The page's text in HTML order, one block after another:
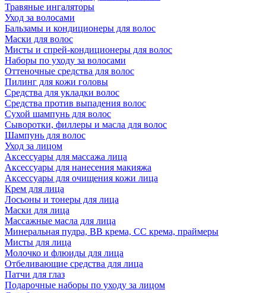
Травяные ингаляторы
Уход за волосами
Бальзамы и кондиционеры для волос
Маски для волос
Мисты и спрей-кондиционеры для волос
Наборы по уходу за волосами
Оттеночные средства для волос
Пилинг для кожи головы
Средства для укладки волос
Средства против выпадения волос
Сухой шампунь для волос
Сыворотки, филлеры и масла для волос
Шампунь для волос
Уход за лицом
Аксессуары для массажа лица
Аксессуары для нанесения макияжа
Аксессуары для очищения кожи лица
Крем для лица
Лосьоны и тонеры для лица
Маски для лица
Массажные масла для лица
Минеральная пудра, BB крема, СС крема, праймеры
Мисты для лица
Молочко и флюиды для лица
Отбеливающие средства для лица
Патчи для глаз
Подарочные наборы по уходу за лицом